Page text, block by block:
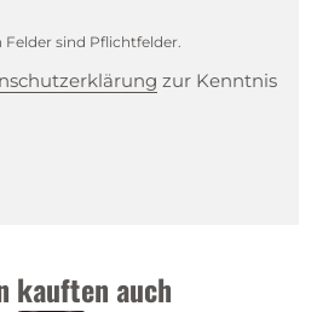
sind Pflichtfelder.
zur Kenntnis
kauften auch